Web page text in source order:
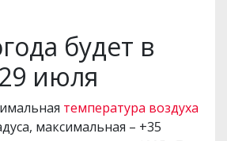
будет в
июля
температура воздуха
максимальная – +35